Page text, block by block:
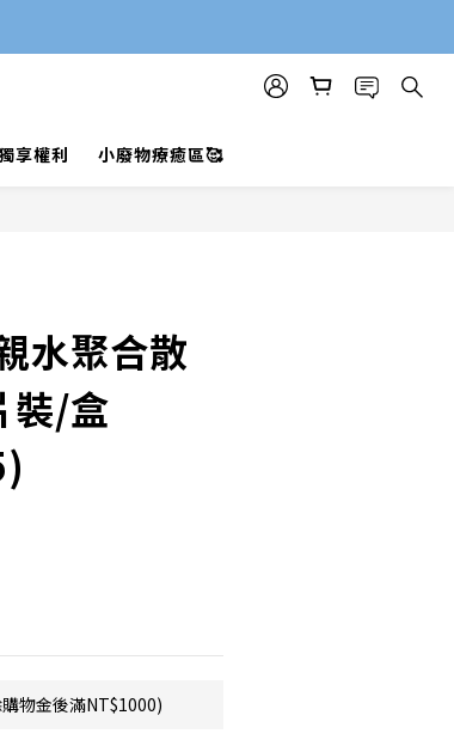
享權利 小廢物療癒區🥰
水聚合散
裝/盒
物金後滿NT$1000)